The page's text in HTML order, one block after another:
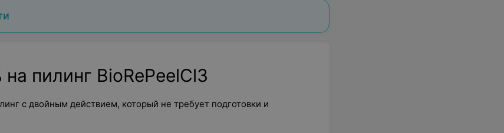
пилинг BioRePeelCl3
с двойным действием, который не требует подготовки и